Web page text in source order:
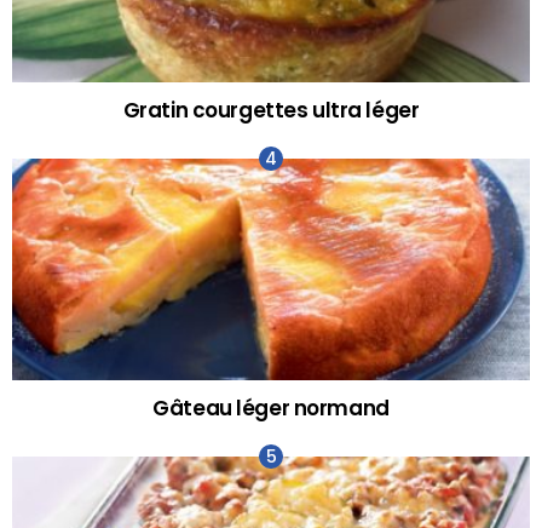
Gratin courgettes ultra léger
Gâteau léger normand